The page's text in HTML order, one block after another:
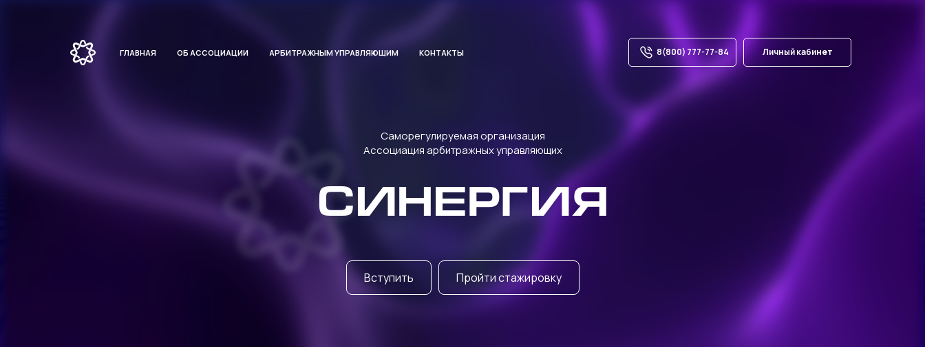
ГЛАВНАЯ ОБ АССОЦИАЦИИ АРБИТРАЖНЫМ УПРАВЛЯЮЩИМ КОНТАКТЫ 8(800) 777-77-84 Личный кабинет
Саморегулируемая организация
Ассоциация арбитражных управляющих
СИНЕРГИЯ
Вступить Пройти стажировку